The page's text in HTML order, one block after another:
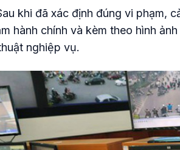
khi đã xác định đúng vi phạm,
hành chính và kèm theo hình
nghiệp vụ.